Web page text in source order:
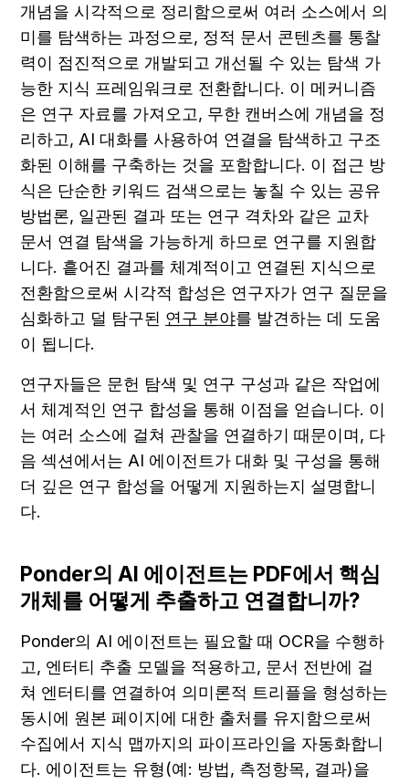
개념을 시각적으로 정리함으로써 여러 소스에서 의
미를 탐색하는 과정으로, 정적 문서 콘텐츠를 통찰
력이 점진적으로 개발되고 개선될 수 있는 탐색 가
능한 지식 프레임워크로 전환합니다. 이 메커니즘
은 연구 자료를 가져오고, 무한 캔버스에 개념을 정
리하고, AI 대화를 사용하여 연결을 탐색하고 구조
화된 이해를 구축하는 것을 포함합니다. 이 접근 방
식은 단순한 키워드 검색으로는 놓칠 수 있는 공유
방법론, 일관된 결과 또는 연구 격차와 같은 교차
문서 연결 탐색을 가능하게 하므로 연구를 지원합
니다. 흩어진 결과를 체계적이고 연결된 지식으로
전환함으로써 시각적 합성은 연구자가 연구 질문을
심화하고 덜 탐구된 연구 분야를 발견하는 데 도움
이 됩니다.
연구자들은 문헌 탐색 및 연구 구성과 같은 작업에
서 체계적인 연구 합성을 통해 이점을 얻습니다. 이
는 여러 소스에 걸쳐 관찰을 연결하기 때문이며, 다
음 섹션에서는 AI 에이전트가 대화 및 구성을 통해
더 깊은 연구 합성을 어떻게 지원하는지 설명합니
다.
Ponder의 AI 에이전트는 PDF에서 핵심
개체를 어떻게 추출하고 연결합니까?
Ponder의 AI 에이전트는 필요할 때 OCR을 수행하
고, 엔터티 추출 모델을 적용하고, 문서 전반에 걸
쳐 엔터티를 연결하여 의미론적 트리플을 형성하는
동시에 원본 페이지에 대한 출처를 유지함으로써
수집에서 지식 맵까지의 파이프라인을 자동화합니
다. 에이전트는 유형(예: 방법, 측정항목, 결과)을